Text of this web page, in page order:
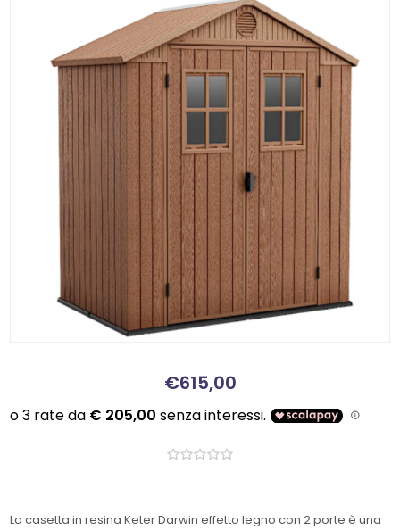
€615,00
La casetta in resina Keter Darwin effetto legno con 2 porte è una